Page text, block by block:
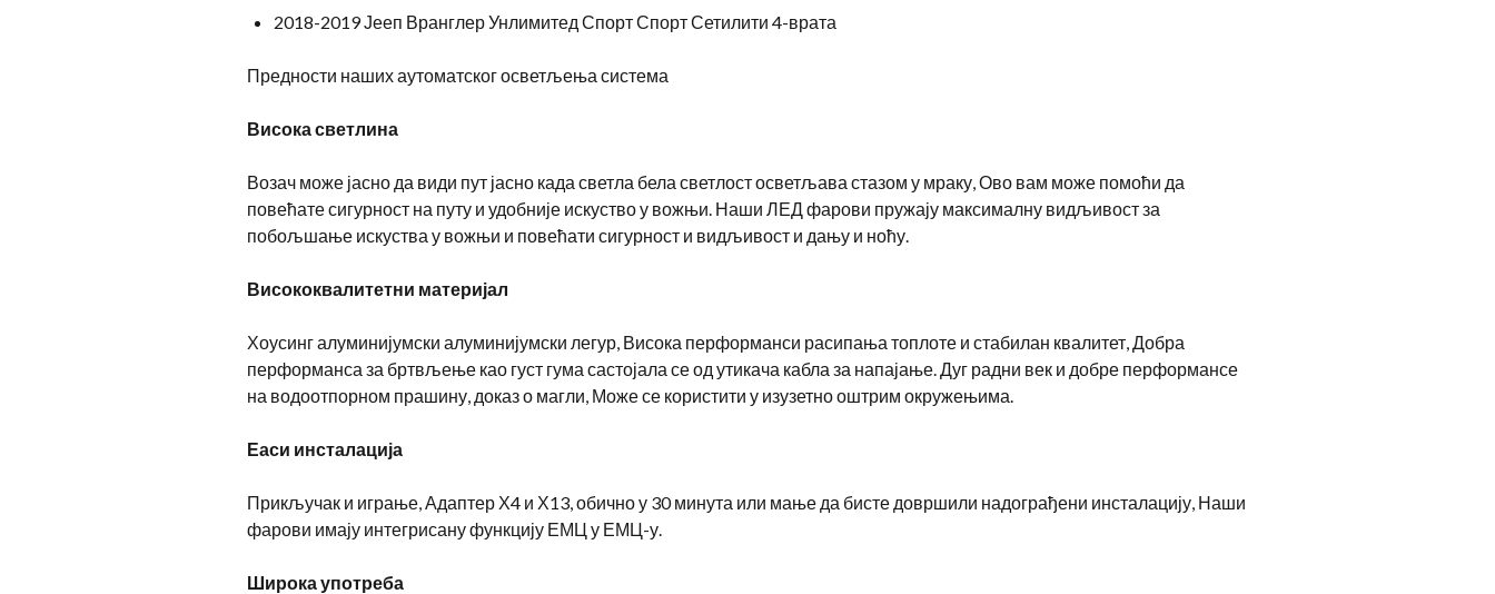
2018-2019 Јееп Вранглер Унлимитед Спорт Спорт Сетилити 4-врата
Предности наших аутоматског осветљења система
Висока светлина
Возач може јасно да види пут јасно када светла бела светлост осветљава стазом у мраку, Ово вам може помоћи да
повећате сигурност на путу и ​​удобније искуство у вожњи. Наши ЛЕД фарови пружају максималну видљивост за
побољшање искуства у вожњи и повећати сигурност и видљивост и дању и ноћу.
Висококвалитетни материјал
Хоусинг алуминијумски алуминијумски легур, Висока перформанси расипања топлоте и стабилан квалитет, Добра
перформанса за бртвљење као густ гума састојала се од утикача кабла за напајање. Дуг радни век и добре перформансе
на водоотпорном прашину, доказ о магли, Може се користити у изузетно оштрим окружењима.
Еаси инсталација
Прикључак и играње, Адаптер Х4 и Х13, обично у 30 минута или мање да бисте довршили надограђени инсталацију, Наши
фарови имају интегрисану функцију ЕМЦ у ЕМЦ-у.
Широка употреба